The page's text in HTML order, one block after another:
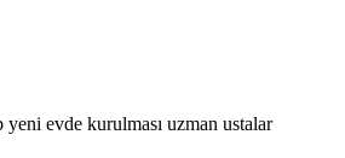
yeni evde kurulması uzman ustalar